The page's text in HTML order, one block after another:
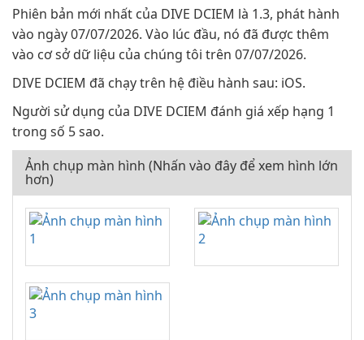
Phiên bản mới nhất của DIVE DCIEM là 1.3, phát hành
vào ngày 07/07/2026. Vào lúc đầu, nó đã được thêm
vào cơ sở dữ liệu của chúng tôi trên 07/07/2026.
DIVE DCIEM đã chạy trên hệ điều hành sau: iOS.
Người sử dụng của DIVE DCIEM đánh giá xếp hạng 1
trong số 5 sao.
Ảnh chụp màn hình (Nhấn vào đây để xem hình lớn
hơn)